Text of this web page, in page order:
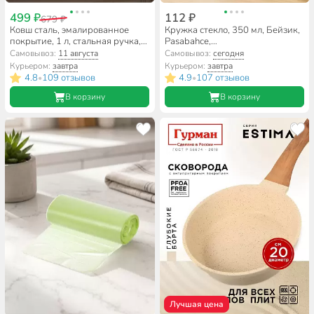
499 ₽679 ₽
Ковш сталь, эмалированное
покрытие, 1 л, стальная ручка,
индукция, Керченский
металлургический завод,
90104-072/4, в ассортименте
Самовывоз: 11 августа
Курьером:завтра
4.8•109 отзывов
В корзину
112 ₽
Кружка стекло, 350 мл, Бейзик,
Pasabahce,
55531SLB/6/550114SLB
Самовывоз: сегодня
Курьером: завтра
4.9•107 отзывов
В корзину
Лучшая цена